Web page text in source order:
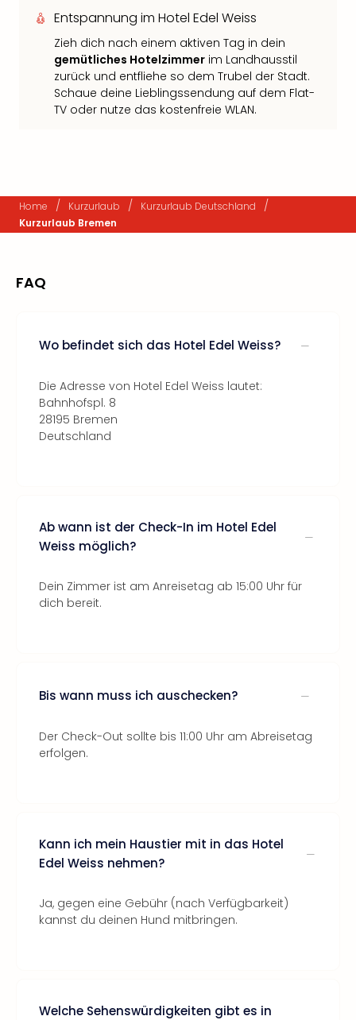
Entspannung im Hotel Edel Weiss
Zieh dich nach einem aktiven Tag in dein
gemütliches Hotelzimmer im Landhausstil
zurück und entfliehe so dem Trubel der Stadt.
Schaue deine Lieblingssendung auf dem Flat-
TV oder nutze das kostenfreie WLAN.
Home / Kurzurlaub / Kurzurlaub Deutschland /
Kurzurlaub Bremen
FAQ
Wo befindet sich das Hotel Edel Weiss?
Die Adresse von Hotel Edel Weiss lautet:
Bahnhofspl. 8
28195 Bremen
Deutschland
Ab wann ist der Check-In im Hotel Edel
Weiss möglich?
Dein Zimmer ist am Anreisetag ab 15:00 Uhr für
dich bereit.
Bis wann muss ich auschecken?
Der Check-Out sollte bis 11:00 Uhr am Abreisetag
erfolgen.
Kann ich mein Haustier mit in das Hotel
Edel Weiss nehmen?
Ja, gegen eine Gebühr (nach Verfügbarkeit)
kannst du deinen Hund mitbringen.
Welche Sehenswürdigkeiten gibt es in